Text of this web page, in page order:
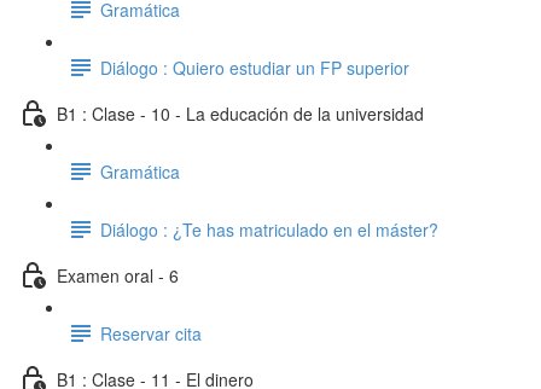
Gramática
Diálogo : Quiero estudiar un FP superior
B1 : Clase - 10 - La educación de la universidad
Gramática
Diálogo : ¿Te has matriculado en el máster?
Examen oral - 6
Reservar cita
B1 : Clase - 11 - El dinero